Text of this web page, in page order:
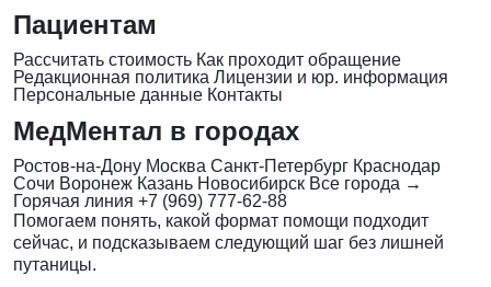
Пациентам
Рассчитать стоимость Как проходит обращение
Редакционная политика Лицензии и юр. информация
Персональные данные Контакты
МедМентал в городах
Ростов-на-Дону Москва Санкт-Петербург Краснодар
Сочи Воронеж Казань Новосибирск Все города →
Горячая линия +7 (969) 777-62-88
Помогаем понять, какой формат помощи подходит
сейчас, и подсказываем следующий шаг без лишней
путаницы.